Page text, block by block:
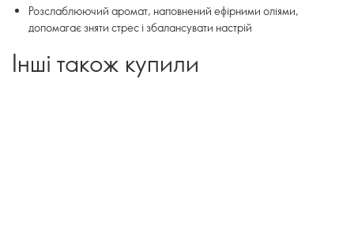
Розслаблюючий аромат, наповнений ефірними оліями,
допомагає зняти стрес і збалансувати настрій
Інші також купили